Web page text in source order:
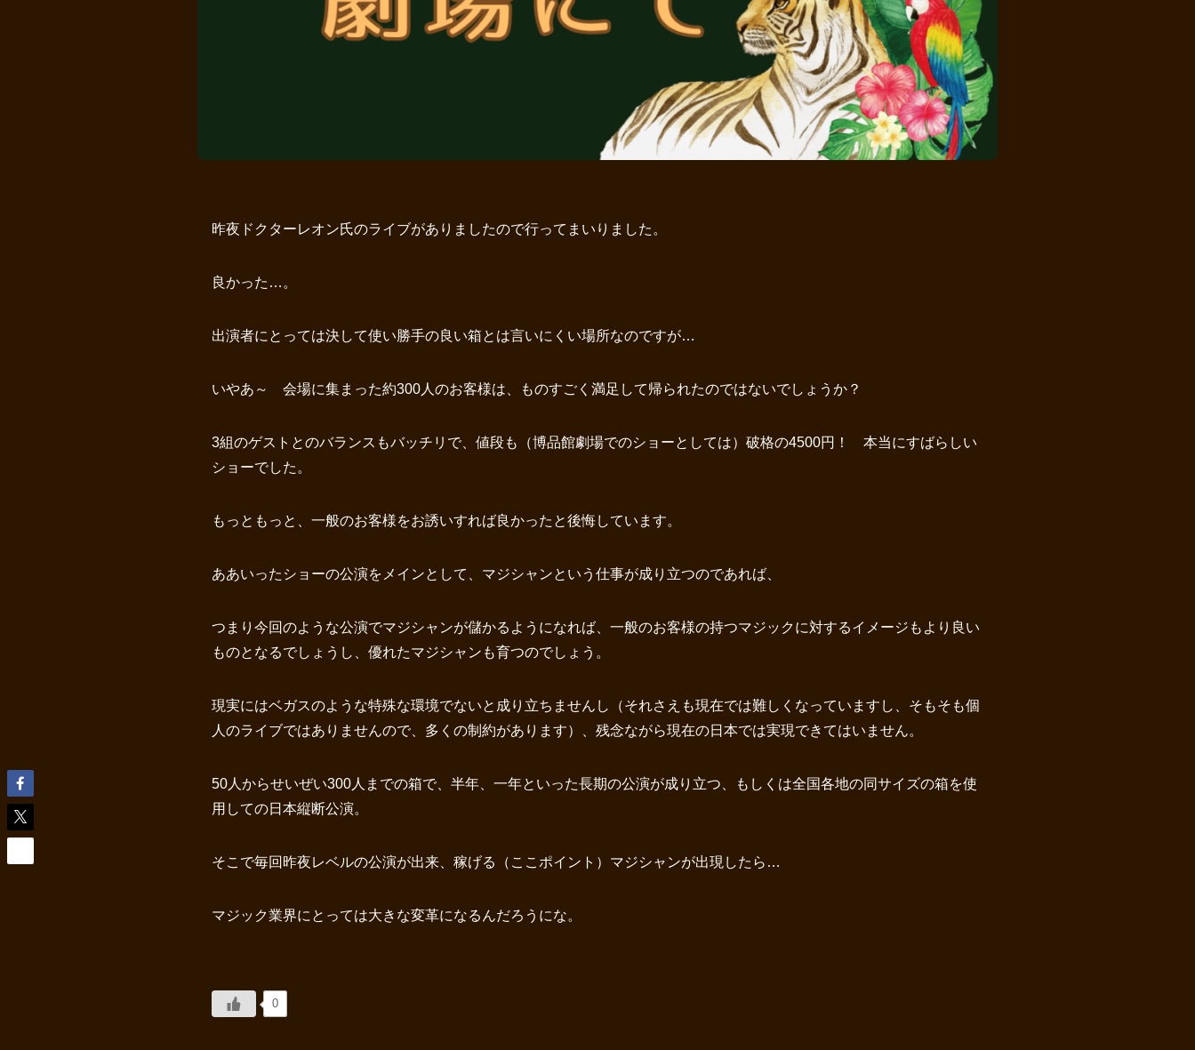
昨夜ドクターレオン氏のライブがありましたので行ってまいりました。
良かった…。
出演者にとっては決して使い勝手の良い箱とは言いにくい場所なのですが…
いやあ～ 会場に集まった約300人のお客様は、ものすごく満足して帰られたのではないでしょうか？
3組のゲストとのバランスもバッチリで、値段も（博品館劇場でのショーとしては）破格の4500円！ 本当にすばらしい
ショーでした。
もっともっと、一般のお客様をお誘いすれば良かったと後悔しています。
ああいったショーの公演をメインとして、マジシャンという仕事が成り立つのであれば、
つまり今回のような公演でマジシャンが儲かるようになれば、一般のお客様の持つマジックに対するイメージもより良い
ものとなるでしょうし、優れたマジシャンも育つのでしょう。
現実にはベガスのような特殊な環境でないと成り立ちませんし（それさえも現在では難しくなっていますし、そもそも個
人のライブではありませんので、多くの制約があります）、残念ながら現在の日本では実現できてはいません。
50人からせいぜい300人までの箱で、半年、一年といった長期の公演が成り立つ、もしくは全国各地の同サイズの箱を使
用しての日本縦断公演。
そこで毎回昨夜レベルの公演が出来、稼げる（ここポイント）マジシャンが出現したら…
マジック業界にとっては大きな変革になるんだろうにな。
0